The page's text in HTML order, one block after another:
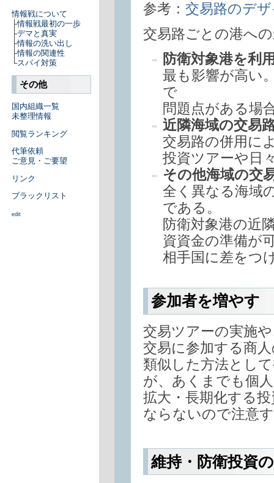
情報戦について
├情報戦最初の一歩
├デマと真実
├情報の洗い出し
├情報の関連性
└スパイ対策
その他
国内組織一覧
未整理情報
閲覧ランキング
代筆依頼
ご意見・ご要望
リンク
ブラックリスト
edit
参考： 交易路のデ
交易路ごとの港へ
防衛対象港を利
最も影響が高い
で
問題点がある場
近隣海域の交易
交易路の併用に
投資ツアーや日
その他海域の交
全く異なる海域
である。
防衛対象港の近
資資金の準備が
相手国に差をつ
参加者を増やす
交易ツアーの実施
交易に参加する商
類似した方法とし
が、あくまでも個
拡大・長期化する
ならないので注意
維持・防衛投資